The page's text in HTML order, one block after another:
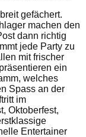
gefächert.
machen den
dann richtig
jede Party zu
mit frischer
ein
welches
Spass an der
im
Oktoberfest,
Entertainer